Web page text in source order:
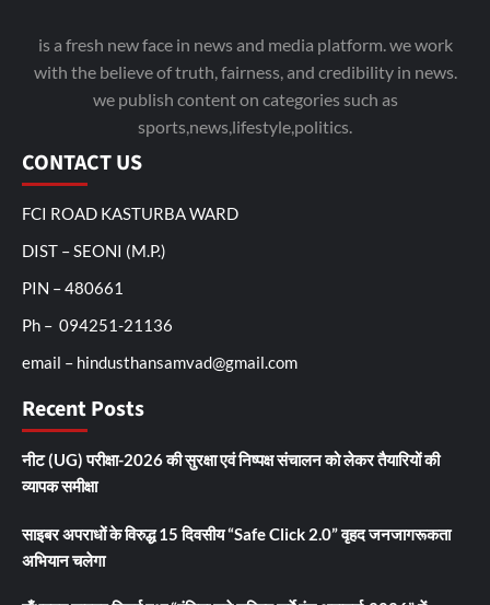
is a fresh new face in news and media platform. we work
with the believe of truth, fairness, and credibility in news.
we publish content on categories such as
sports,news,lifestyle,politics.
CONTACT US
FCI ROAD KASTURBA WARD
DIST – SEONI (M.P.)
PIN – 480661
Ph – 094251-21136
email – hindusthansamvad@gmail.com
Recent Posts
नीट (UG) परीक्षा-2026 की सुरक्षा एवं निष्पक्ष संचालन को लेकर तैयारियों की
व्यापक समीक्षा
साइबर अपराधों के विरुद्ध 15 दिवसीय “Safe Click 2.0” वृहद जनजागरूकता
अभियान चलेगा